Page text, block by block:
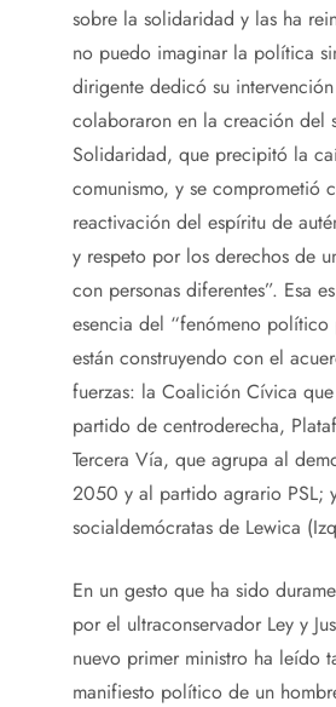
sobre la solidaridad y las ha
no puedo imaginar la política
dirigente dedicó su
colaboraron en la creación del
Solidaridad, que precipitó la
comunismo, y se comprometió
reactivación del espíritu de
y respeto por los derechos de
con personas diferentes”. Esa
esencia del “fenómeno político
están construyendo con el
fuerzas: la Coalición Cívica
partido de centroderecha,
Tercera Vía, que agrupa al
2050 y al partido agrario PSL;
socialdemócratas de Lewica
En un gesto que ha sido
por el ultraconservador Ley y
nuevo primer ministro ha leído
manifiesto político de un